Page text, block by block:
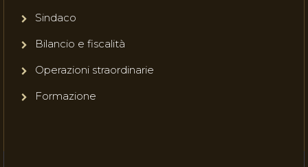
Sindaco
Bilancio e fiscalità
Operazioni straordinarie
Formazione